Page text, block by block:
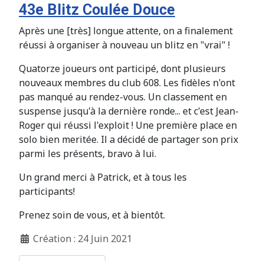
43e Blitz Coulée Douce
Après une [très] longue attente, on a finalement
réussi à organiser à nouveau un blitz en "vrai" !
Quatorze joueurs ont participé, dont plusieurs
nouveaux membres du club 608. Les fidèles n'ont
pas manqué au rendez-vous. Un classement en
suspense jusqu'à la dernière ronde... et c'est Jean-
Roger qui réussi l'exploit ! Une première place en
solo bien meritée. Il a décidé de partager son prix
parmi les présents, bravo à lui.
Un grand merci à Patrick, et à tous les
participants!
Prenez soin de vous, et à bientôt.
Création : 24 Juin 2021